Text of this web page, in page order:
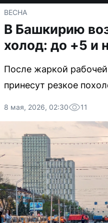
ВЕСНА
В Башкирию
холод: до +5 и
После жаркой
принесут резкое
8 мая, 2026, 02:30 11